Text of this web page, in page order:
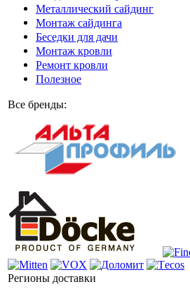
Металлический сайдинг
Монтаж сайдинга
Беседки для дачи
Монтаж кровли
Ремонт кровли
Полезное
Все бренды:
Регионы доставки